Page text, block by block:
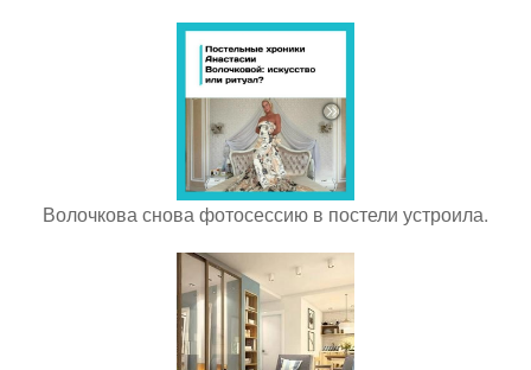
Волочкова снова фотосессию в постели устроила.